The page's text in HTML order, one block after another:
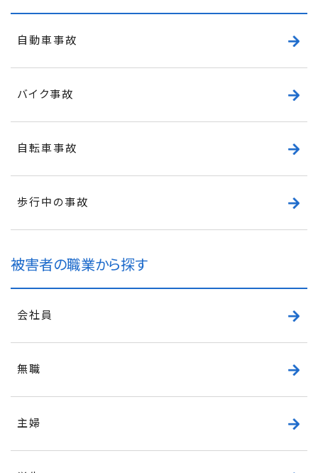
自動車事故
バイク事故
自転車事故
歩行中の事故
被害者の職業から探す
会社員
無職
主婦